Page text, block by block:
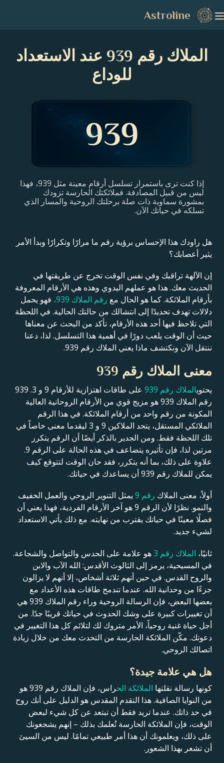
Astroline
الملاك رقم 939 عند الاستعداد
للوداع
إذا كنت ترى باستمرار تسلسل أرقام معينة مثل 939، فهذا
ليس من قبيل المصادفة. فملائكتك الحارسة تزودك
بمشورة سماوية ذات صلة برحلتك الروحية والمسار الذي
تسلكه في حياتك الآن.
هل راودك هذا الإحساس برؤية رقم ما مرارًا وتكرارًا وبدأ الأمر
يثير أعصابك؟
إن الآلهة تراقبك وفي نفس الوقت تخرج عن طريقتها في
الحديث معك. هذا هو عملهم اليدوي وهذه هي الأرقام المعروفة
بأرقام الملائكة. كما هو الحال مع رقم الملاك 939،
فهو يحمل
دلالات تهدف تحديدًا إلى انتشالك من حالتك الحالية. في اللحظة
التي تلاحظ فيها أحد هذه الأرقام، تأكد من البحث عن معناها
حيث أن الوقت يلعب دورًا في أهمية هذا التسلسل. لذا، دعنا
ننتقل الآن ونكتشف ماذا يعني الملاك رقم 939.
معنى الملاك رقم 939
يحتويالملاك رقم 939
على طاقات اهتزازية للأرقام 9 و 3. 939
رقم الملاك 939 هو مزيج قوي من الأرقام الروحانية العالية
المكونة من رقم واحد من أرقام الملائكة. في هذا الرقم
الملائكي المستقل، يتحد الملاكين 9 و 3 ليقدما معنى خاصاً في
تلك اللحظة فقط. ومن الجدير بالذكر أيضًا أن الرقم يتكرر
مرتين لذا، فإن تأثيره يتضاعف في هذه الحالة على الرقم 9.
علاوة على ذلك، بما أنه يتكرر، فقد حان الوقت لتتوقع كيف
يمكن للملاك رقم 939 أن يساعدك في حياتك.
أولاً، معنى الملاك رقم 9
يمثل التنوير الروحي والعمل الخفيف
والنمو. نظرًا لأن الرقم 9 هو آخر الأرقام الفردية، فهذا يعني أن
فصلًا معينًا في حياتك يقترب من نهايته. مع ذلك يأتي الاستعداد
لشيء جديد.
ثانيًا، الملاك رقم 3
هو علامة على الحدس والتواصل والشجاعة.
في المسيحية، يرمز إلى الثالوث الأقدس: الله الآب والابن
والروح القدس. في حين أنهم ثلاثة أشخاص، إلا أنهم لا يزالون
جزءًا من وحدانية الله. عندما تندمج طاقات هذه الأعداد مع
بعضها البعض، فإن الرسالة الروحية وراء رقم الملاك 939 هي
أن تغييرات كبيرة على وشك الحدوث في حياتك قريبًا جدًا. من
أجل حياة غنية روحياً، الأمر متروك لك لتلائم كل هذا التغيير في
دعوتك. مكّن الملائكة الحارسة من التحدث معك من خلال زيادة
اتصالك الروحي.
هل هي علامة جيدة؟
كونها رسالة نقلتها الملائكة الح
راس، فإن الملاك رقم 939 هو
من النوايا الصافية. هذا التقدم المقدس هو الدليل على أنك روح
في حد ذاتك. عندما تريد فقط أن تبتعد عن كل شيء لبعض
الوقت، فإن الملائكة الحارسة تُعلمك بذلك – إنهم يشجعونك
على ذلك، ويعلمونك أن هذا أمر طبيعي تمامًا. ليس من السيئ
أن تشعر بهذا الشعور.